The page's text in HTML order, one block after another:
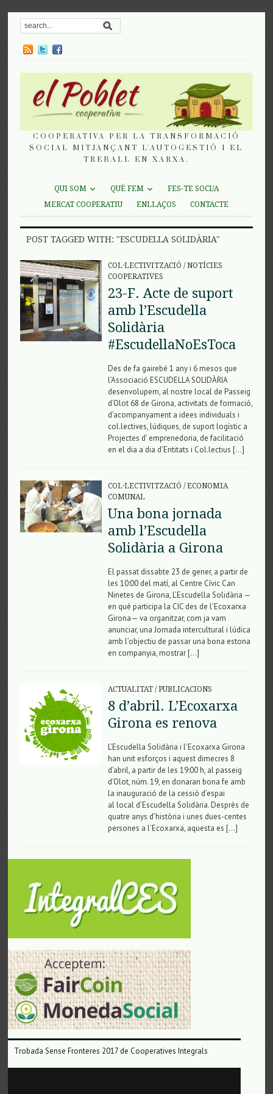
COOPERATIVA PER LA TRANSFORMACIÓ
SOCIAL MITJANÇANT L'AUTOGESTIÓ I EL
TREBALL EN XARXA.
QUI SOM QUÈ FEM
FES-TE SOCI/A
MERCAT COOPERATIU
ENLLAÇOS CONTACTE
POST TAGGED WITH: "ESCUDELLA SOLIDÀRIA"
COL·LECTIVITZACIÓ /NOTÍCIES
COOPERATIVES
23-F. Acte de suport
amb l’Escudella
Solidària
#EscudellaNoEsToca
Des de fa gairebé 1 any i 6 mesos que
l’Associació ESCUDELLA SOLIDÀRIA
desenvolupem, al nostre local de Passeig
d’Olot 68 de Girona, activitats de formació,
d’acompanyament a idees individuals i
col.lectives, lúdiques, de suport logístic a
Projectes d’ emprenedoria, de facilitació
en el dia a dia d’Entitats i Col.lectius […]
COL·LECTIVITZACIÓ /ECONOMIA
COMUNAL
Una bona jornada
amb l’Escudella
Solidària a Girona
El passat dissabte 23 de gener, a partir de
les 10:00 del matí, al Centre Cívic Can
Ninetes de Girona, L’Escudella Solidària —
en què participa la CIC des de l’Ecoxarxa
Girona— va organitzar, com ja vam
anunciar, una Jornada intercultural i lúdica
amb l’objectiu de passar una bona estona
en companyia, mostrar […]
ACTUALITAT/PUBLICACIONS
8 d’abril. L’Ecoxarxa
Girona es renova
L’Escudella Solidària i l’Ecoxarxa Girona
han unit esforços i aquest dimecres 8
d’abril, a partir de les 19:00 h, al passeig
d’Olot, núm. 19, en donaran bona fe amb
la inauguració de la cessió d’espai
al local d’Escudella Solidària. Desprès de
quatre anys d’història i unes dues-centes
persones a l’Ecoxarxa, aquesta es […]
Trobada Sense Fronteres 2017 de Cooperatives Integrals